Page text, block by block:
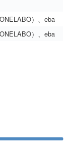
）、eba
）、eba